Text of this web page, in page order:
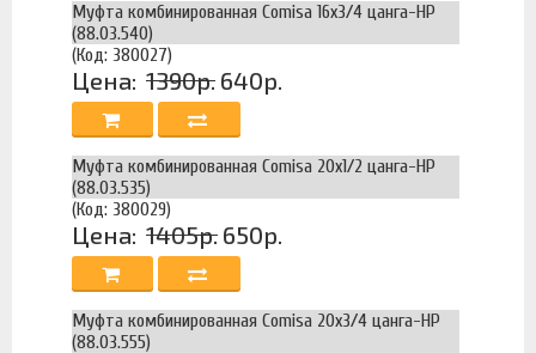
Муфта комбинированная Comisa 16х3/4 цанга-НР
(88.03.540)
(Код: 380027)
Цена: 1390р. 640р.
Муфта комбинированная Comisa 20х1/2 цанга-НР
(88.03.535)
(Код: 380029)
Цена: 1405р. 650р.
Муфта комбинированная Comisa 20х3/4 цанга-НР
(88.03.555)